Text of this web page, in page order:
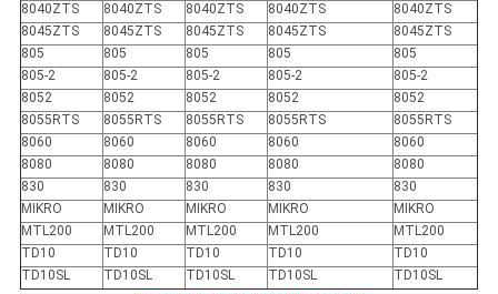
8040ZTS
8040ZTS 8040ZTS 8040ZTS
8040ZTS
8045ZTS
8045ZTS 8045ZTS 8045ZTS
8045ZTS
805
805 805 805
805
805-2
805-2 805-2 805-2
805-2
8052
8052 8052 8052
8052
8055RTS
8055RTS 8055RTS 8055RTS
8055RTS
8060
8060 8060 8060
8060
8080
8080 8080 8080
8080
830
830 830 830
830
MIKRO
MIKRO MIKRO MIKRO
MIKRO
MTL200
MTL200 MTL200 MTL200
MTL200
TD10
TD10 TD10 TD10
TD10
TD10SL
TD10SL TD10SL TD10SL
TD10SL